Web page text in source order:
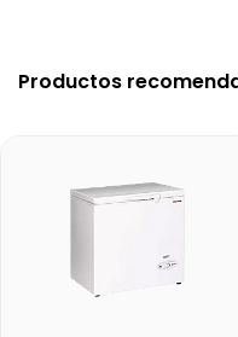
Productos